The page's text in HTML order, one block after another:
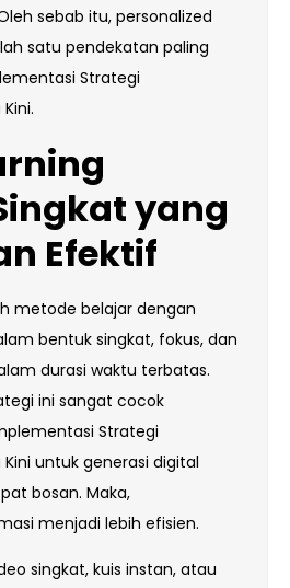
sebab itu, personalized
satu pendekatan paling
Strategi
yang
Efektif
metode belajar dengan
bentuk singkat, fokus, dan
durasi waktu terbatas.
ini sangat cocok
Strategi
untuk generasi digital
bosan. Maka,
menjadi lebih efisien.
singkat, kuis instan, atau